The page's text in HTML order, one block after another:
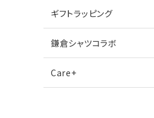
ギフトラッピング
鎌倉シャツコラボ
Care+